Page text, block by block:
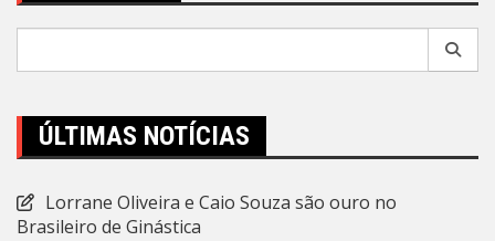
ÚLTIMAS NOTÍCIAS
Lorrane Oliveira e Caio Souza são ouro no
Brasileiro de Ginástica